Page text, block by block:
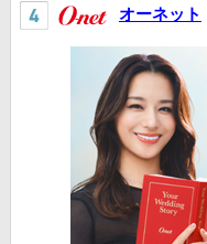
オーネット